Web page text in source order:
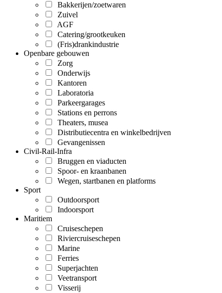
Bakkerijen/zoetwaren
Zuivel
AGF
Catering/grootkeuken
(Fris)drankindustrie
Openbare gebouwen
Zorg
Onderwijs
Kantoren
Laboratoria
Parkeergarages
Stations en perrons
Theaters, musea
Distributiecentra en winkelbedrijven
Gevangenissen
Civil-Rail-Infra
Bruggen en viaducten
Spoor- en kraanbanen
Wegen, startbanen en platforms
Sport
Outdoorsport
Indoorsport
Maritiem
Cruiseschepen
Riviercruiseschepen
Marine
Ferries
Superjachten
Veetransport
Visserij